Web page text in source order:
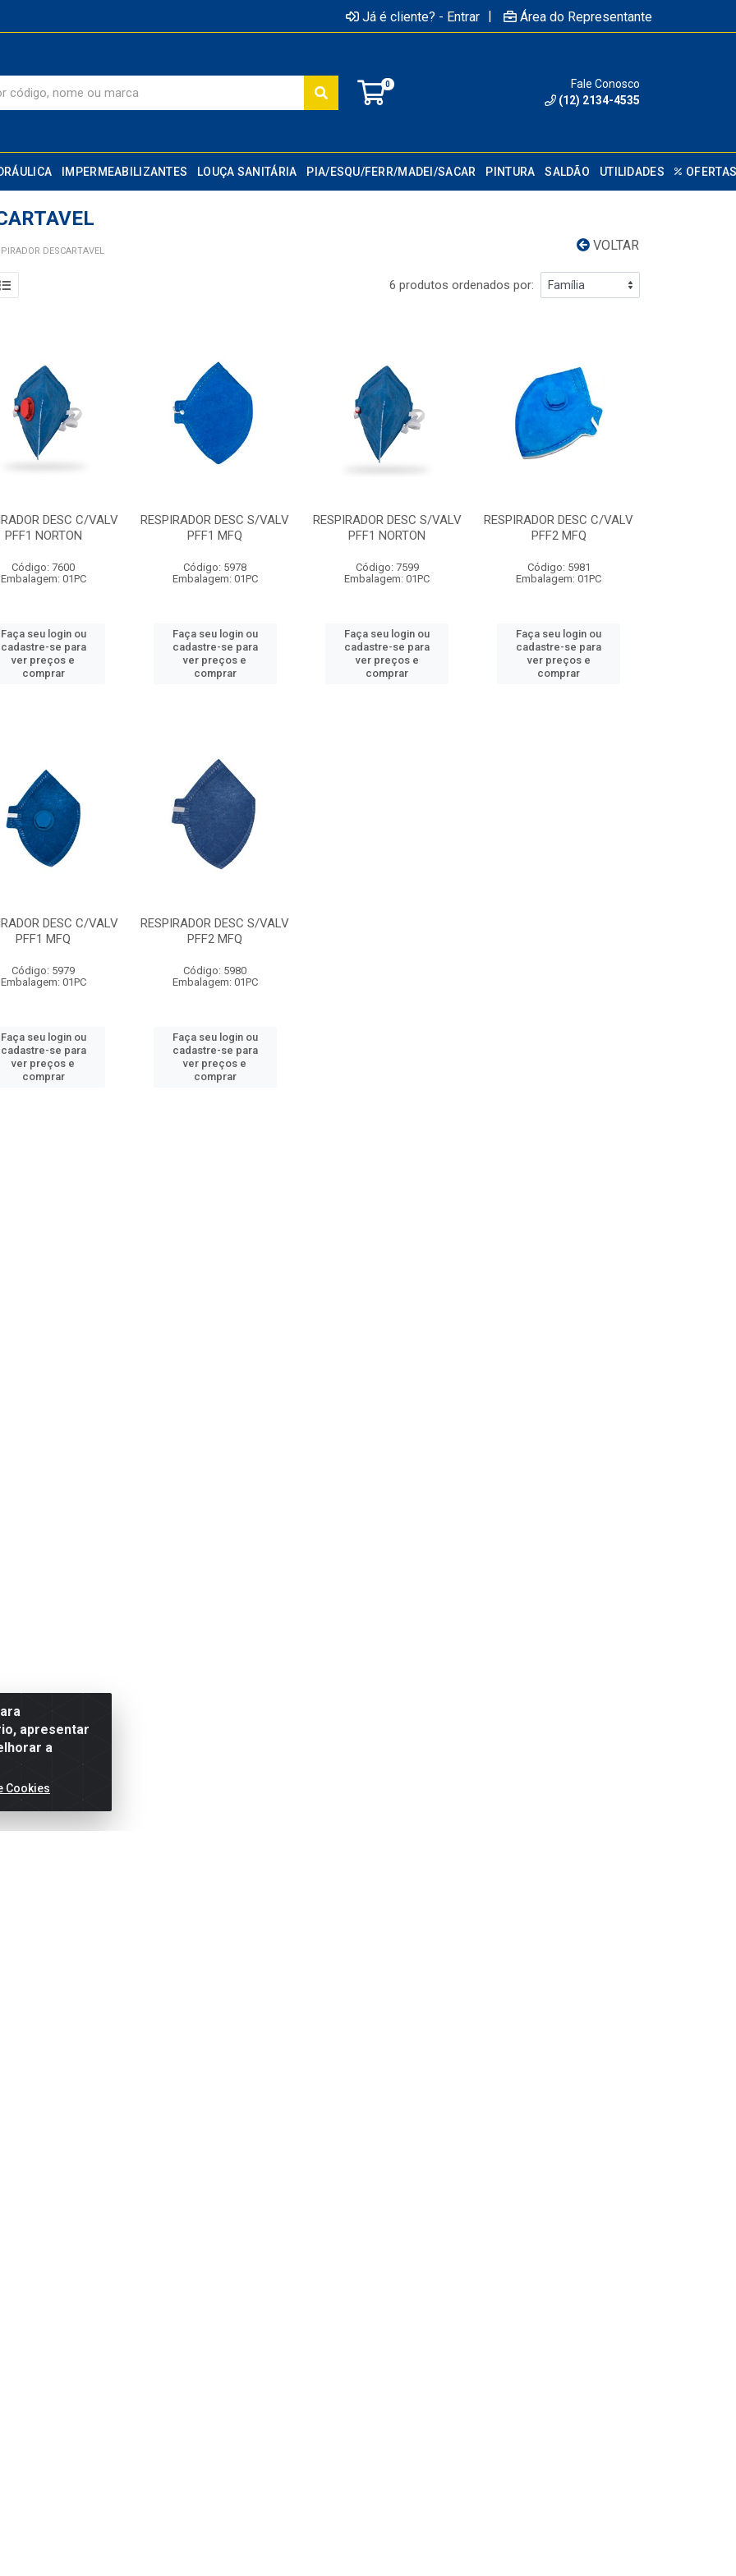
Já é cliente? - Entrar | Área do Representante
0
Fale Conosco
(12) 2134-4535
IMPERMEABILIZANTES LOUÇA SANITÁRIA PIA/ESQU/FERR/MADEI/SACAR PINTURA SALDÃO UTILIDADES
VOLTAR
DESCARTAVEL
6 produtos ordenados por:
DESC C/VALV
PFF1 NORTON
Código: 7600
Embalagem: 01PC
Faça seu login ou
cadastre-se para
ver preços e
comprar
RESPIRADOR DESC S/VALV
PFF1 MFQ
Código: 5978
Embalagem: 01PC
Faça seu login ou
cadastre-se para
ver preços e
comprar
RESPIRADOR DESC S/VALV
PFF1 NORTON
Código: 7599
Embalagem: 01PC
Faça seu login ou
cadastre-se para
ver preços e
comprar
RESPIRADOR DESC C/VALV
PFF2 MFQ
Código: 5981
Embalagem: 01PC
Faça seu login ou
cadastre-se para
ver preços e
comprar
DESC C/VALV
PFF1 MFQ
Código: 5979
Embalagem: 01PC
Faça seu login ou
cadastre-se para
ver preços e
comprar
RESPIRADOR DESC S/VALV
PFF2 MFQ
Código: 5980
Embalagem: 01PC
Faça seu login ou
cadastre-se para
ver preços e
comprar
apresentar
a
Cookies